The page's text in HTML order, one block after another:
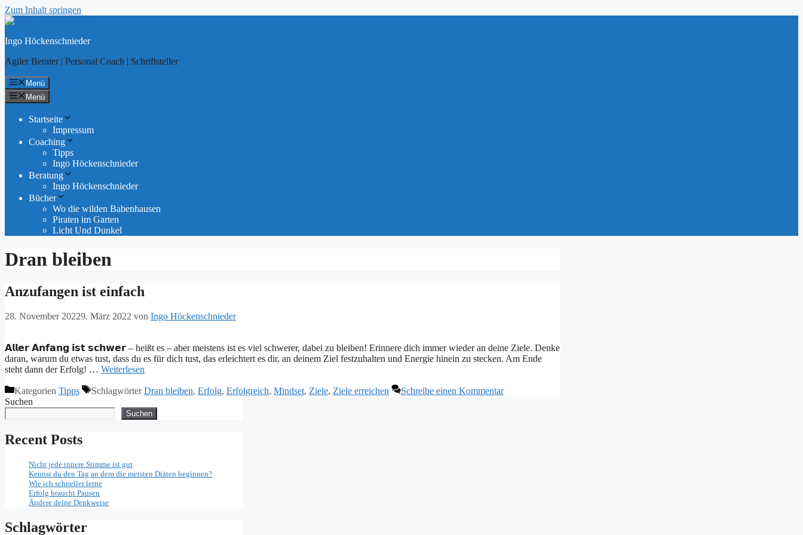
Zum Inhalt springen
Ingo Höckenschnieder
Agiler Berater | Personal Coach | Schriftsteller
Menü
Menü
Startseite
Impressum
Coaching
Tipps
Ingo Höckenschnieder
Beratung
Ingo Höckenschnieder
Bücher
Wo die wilden Babenhausen
Piraten im Garten
Licht Und Dunkel
Dran bleiben
Anzufangen ist einfach
28. November 20229. März 2022 von Ingo Höckenschnieder
𝗔𝗹𝗹𝗲𝗿 𝗔𝗻𝗳𝗮𝗻𝗴 𝗶𝘀𝘁 𝘀𝗰𝗵𝘄𝗲𝗿 – heißt es – aber meistens ist es viel schwerer, dabei zu bleiben! Erinnere dich immer wieder an deine Ziele. Denke
daran, warum du etwas tust, dass du es für dich tust, das erleichtert es dir, an deinem Ziel festzuhalten und Energie hinein zu stecken. Am Ende
steht dann der Erfolg! … Weiterlesen
Kategorien Tipps SchlagwörterDran bleiben, Erfolg, Erfolgreich, Mindset, Ziele, Ziele erreichen
Schreibe einen Kommentar
Suchen
Suchen
Recent Posts
Nicht jede innere Stimme ist gut
Kennst du den Tag an dem die meisten Diäten beginnen?
Wie ich schneller lerne
Erfolg braucht Pausen
Ändere deine Denkweise
Schlagwörter